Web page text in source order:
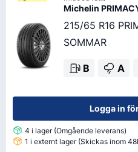
Michelin
215/65 R16
SOMMAR
B A
Logga in
4 i lager (Omgående leverans)
1 i externt lager (Skickas inom